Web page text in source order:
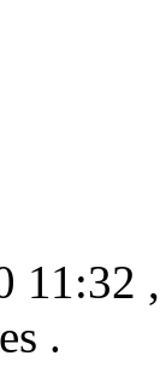
11:32
.